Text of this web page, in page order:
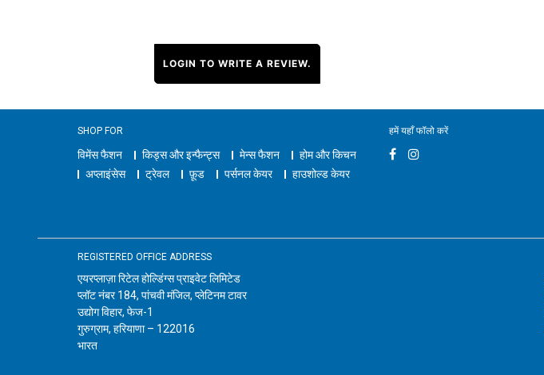
LOGIN TO WRITE A REVIEW.
SHOP FOR
विमेंस फैशन किड्स और इन्फैन्ट्स मेन्स फैशन
होम और किचन
अप्लाइंसेस
ट्रेवल फ़ूड पर्सनल केयर हाउशोल्ड केयर
हमें यहाँ फॉलो करें
REGISTERED OFFICE ADDRESS
एयरप्लाज़ा रिटेल होल्डिंग्स प्राइवेट लिमिटेड
प्लॉट नंबर 184, पांचवी मंजिल, प्लेटिनम टावर
उद्योग विहार, फेज-1
गुरुग्राम, हरियाणा – 122016
भारत